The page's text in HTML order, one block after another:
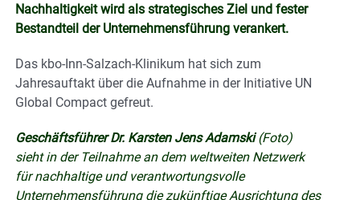
Nachhaltigkeit wird als strategisches Ziel und fester
Bestandteil der Unternehmensführung verankert.
Das kbo-Inn-Salzach-Klinikum hat sich zum
Jahresauftakt über die Aufnahme in der Initiative UN
Global Compact gefreut.
Geschäftsführer Dr. Karsten Jens Adamski(Foto)
sieht in der Teilnahme an dem weltweiten Netzwerk
für nachhaltige und verantwortungsvolle
Unternehmensführung die zukünftige Ausrichtung des